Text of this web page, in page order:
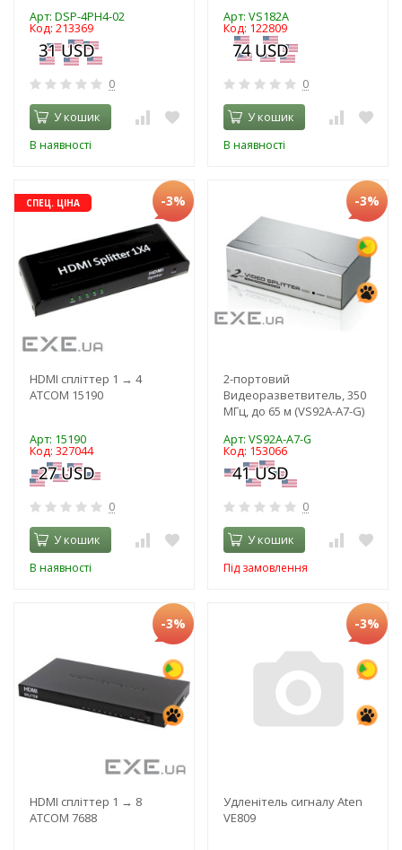
Арт: DSP-4PH4-02
Код: 213369
0
У кошик
В наявності
Арт: VS182A
Код: 122809
0
У кошик
В наявності
СПЕЦ. ЦІНА -3%
HDMI спліттер 1 → 4
ATCOM 15190
Арт: 15190
Код: 327044
0
У кошик
В наявності
-3%
2-портовий
Видеоразветвитель, 350
МГц, до 65 м (VS92A-A7-G)
Арт: VS92A-A7-G
Код: 153066
0
У кошик
Під замовлення
-3%
HDMI спліттер 1 → 8
ATCOM 7688
-3%
Удленітель сигналу Aten
VE809